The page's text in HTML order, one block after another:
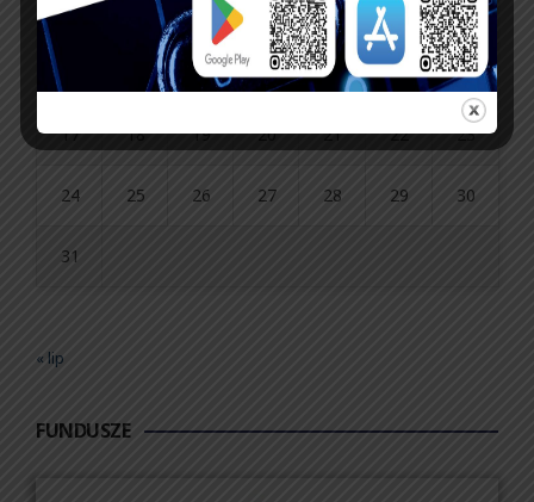
3 5 7 9
12 13 14 15 16
17 18 19 20 21 22 23
24 25 26 27 28 29 30
31
« lip
FUNDUSZE